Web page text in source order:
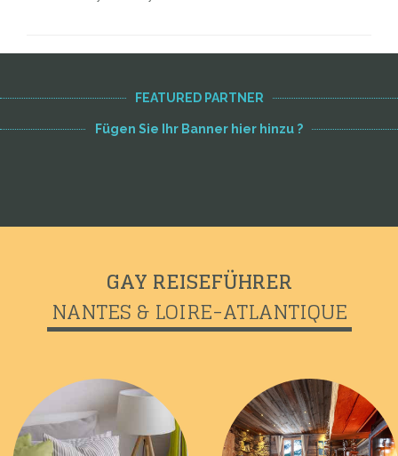
FEATURED PARTNER
Fügen Sie Ihr Banner hier hinzu ?
GAY REISEFÜHRER
NANTES & LOIRE-ATLANTIQUE